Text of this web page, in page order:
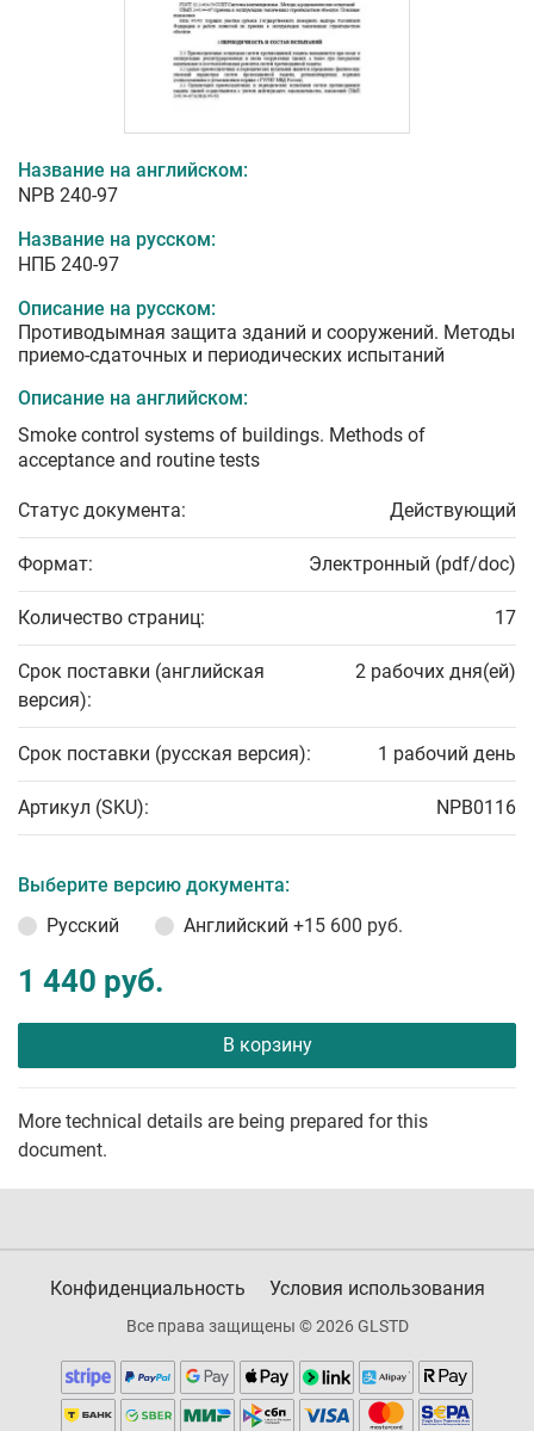
Название на английском:
NPB 240-97
Название на русском:
НПБ 240-97
Описание на русском:
Противодымная защита зданий и сооружений. Методы
приемо-сдаточных и периодических испытаний
Описание на английском:
Smoke control systems of buildings. Methods of
acceptance and routine tests
Статус документа: Действующий
Формат: Электронный (pdf/doc)
Количество страниц: 17
Срок поставки (английская
версия):
2 рабочих дня(ей)
Срок поставки (русская версия): 1 рабочий день
Артикул (SKU): NPB0116
Выберите версию документа:
Русский
Английский +15 600 руб.
1 440 руб.
В корзину
More technical details are being prepared for this
document.
Конфиденциальность Условия использования
Все права защищены © 2026 GLSTD